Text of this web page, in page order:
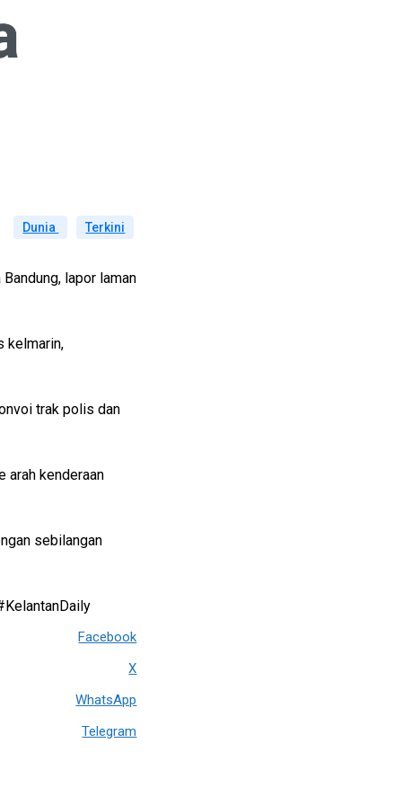
Dunia Terkini
lapor laman
kelmarin,
trak polis dan
arah kenderaan
sebilangan
Facebook
X
WhatsApp
Telegram